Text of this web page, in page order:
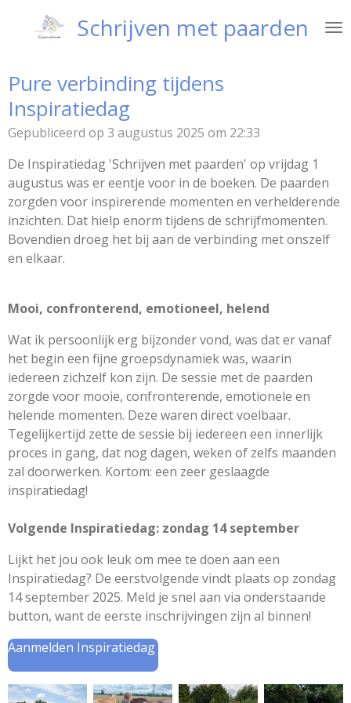
direct
hoofdinhoud
Schrijven met paarden
Pure verbinding tijdens
Inspiratiedag
Gepubliceerd op 3 augustus 2025 om 22:33
De Inspiratiedag 'Schrijven met paarden' op vrijdag 1
augustus was er eentje voor in de boeken. De paarden
zorgden voor inspirerende momenten en verhelderende
inzichten. Dat hielp enorm tijdens de schrijfmomenten.
Bovendien droeg het bij aan de verbinding met onszelf
en elkaar.
Mooi, confronterend, emotioneel, helend
Wat ik persoonlijk erg bijzonder vond, was dat er vanaf
het begin een fijne groepsdynamiek was, waarin
iedereen zichzelf kon zijn. De sessie met de paarden
zorgde voor mooie, confronterende, emotionele en
helende momenten. Deze waren direct voelbaar.
Tegelijkertijd zette de sessie bij iedereen een innerlijk
proces in gang, dat nog dagen, weken of zelfs maanden
zal doorwerken. Kortom: een zeer geslaagde
inspiratiedag!
Volgende Inspiratiedag: zondag 14 september
Lijkt het jou ook leuk om mee te doen aan een
Inspiratiedag? De eerstvolgende vindt plaats op zondag
14 september 2025. Meld je snel aan via onderstaande
button, want de eerste inschrijvingen zijn al binnen!
Aanmelden Inspiratiedag